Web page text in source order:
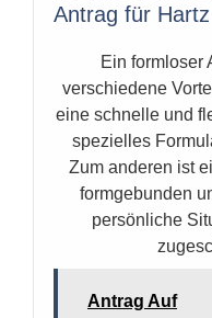
Antrag für
Ein formloser
verschiedene
eine schnelle und
spezielles
Zum anderen ist
formgebunden
persönliche
Antrag Auf